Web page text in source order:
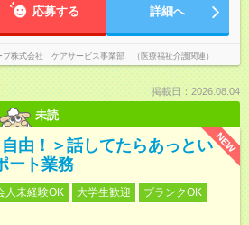
応募する 詳細へ
プ株式会社 ケアサービス事業部 （医療福祉介護関連）
掲載日：2026.08.04
未読
NEW
由！＞話してたらあっとい
ート業務
人未経験OK 大学生歓迎
ブランクOK